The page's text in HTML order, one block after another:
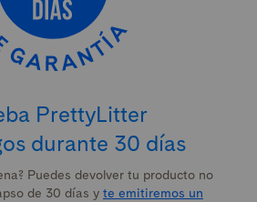
PrettyLitter
durante 30 días
Puedes devolver tu productono
de 30 días y te emitiremos un